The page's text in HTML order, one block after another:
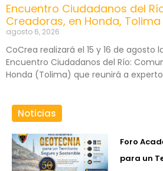
Encuentro Ciudadanos del
Creadoras, en Honda, Tolima
agosto 6, 2026
CoCrea realizará el 15 y 16 de agosto
Encuentro Ciudadanos del Río:
Honda (Tolima) que reunirá a
Noticias
Foro
para un